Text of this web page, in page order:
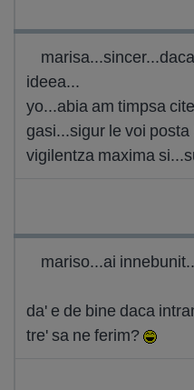
ideea...
yo...abia am timpsa
gasi...sigur le voi posta
vigilentza maxima
mariso...ai
da' e de bine daca
tre' sa ne ferim?